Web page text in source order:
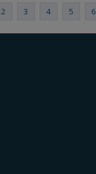
2 3 4 5 6